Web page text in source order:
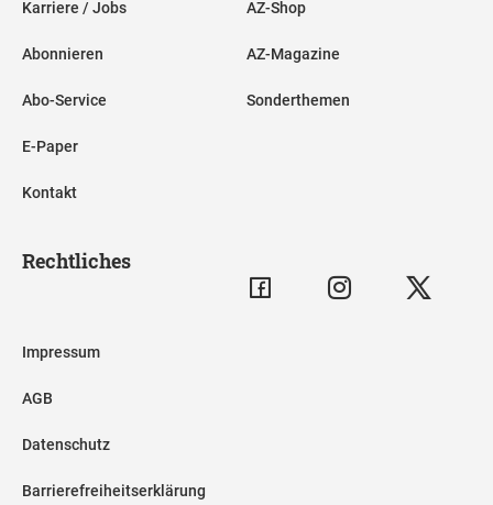
Karriere / Jobs
Abonnieren
Abo-Service
E-Paper
Kontakt
AZ-Shop
AZ-Magazine
Sonderthemen
Rechtliches
Impressum
AGB
Datenschutz
Barrierefreiheitserklärung